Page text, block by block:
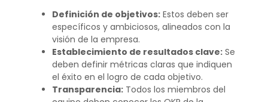
Definición de objetivos:Estos deben ser
específicos y ambiciosos, alineados con la
visión de la empresa.
Establecimiento de resultados clave:Se
deben definir métricas claras que indiquen
el éxito en el logro de cada objetivo.
Transparencia:Todos los miembros del